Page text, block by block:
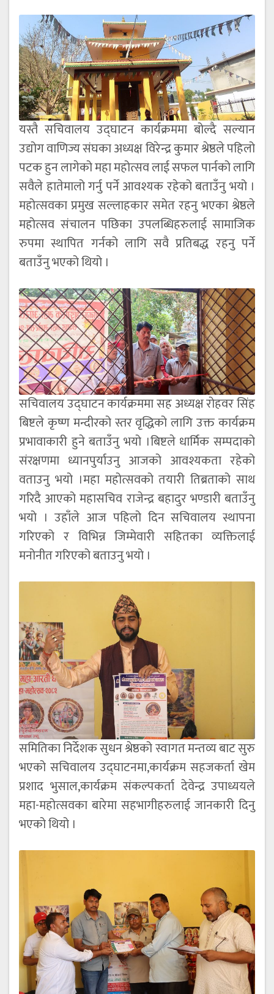
यस्तै सचिवालय उद्घाटन कार्यक्रममा बोल्दै सल्यान
उद्योग वाणिज्य संघका अध्यक्ष विरेन्द्र कुमार श्रेष्ठले पहिलो
पटक हुन लागेको महा महोत्सव लाई सफल पार्नको लागि
सवैले हातेमालो गर्नु पर्ने आवश्यक रहेको बताउँनु भयो ।
महोत्सवका प्रमुख सल्लाहकार समेत रहनु भएका श्रेष्ठले
महोत्सव संचालन पछिका उपलब्धिहरुलाई सामाजिक
रुपमा स्थापित गर्नको लागि सवै प्रतिबद्ध रहनु पर्ने
बताउँनु भएको थियो ।
सचिवालय उद्घाटन कार्यक्रममा सह अध्यक्ष रोहवर सिंह
बिष्टले कृष्ण मन्दीरको स्तर वृद्धिको लागि उक्त कार्यक्रम
प्रभावाकारी हुने बताउँनु भयो ।बिष्टले धार्मिक सम्पदाको
संरक्षणमा ध्यानपुर्याउनु आजको आवश्यकता रहेको
वताउनु भयो ।महा महोत्सवको तयारी तिब्रताको साथ
गरिदै आएको महासचिव राजेन्द्र बहादुर भण्डारी बताउँनु
भयो । उहाँले आज पहिलो दिन सचिवालय स्थापना
गरिएको र विभिन्न जिम्मेवारी सहितका व्यक्तिलाई
मनोनीत गरिएको बताउनु भयो ।
समितिका निर्देशक सुधन श्रेष्ठको स्वागत मन्तव्य बाट सुरु
भएको सचिवालय उद्घाटनमा,कार्यक्रम सहजकर्ता खेम
प्रशाद भुसाल,कार्यक्रम संकल्पकर्ता देवेन्द्र उपाध्ययले
महा-महोत्सवका बारेमा सहभागीहरुलाई जानकारी दिनु
भएको थियो ।